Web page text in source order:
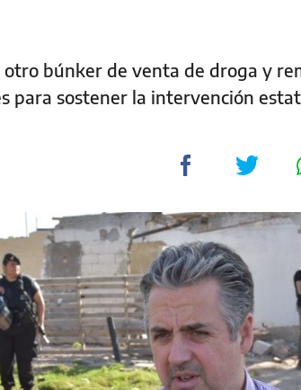
búnker de venta de droga y
para sostener la intervención